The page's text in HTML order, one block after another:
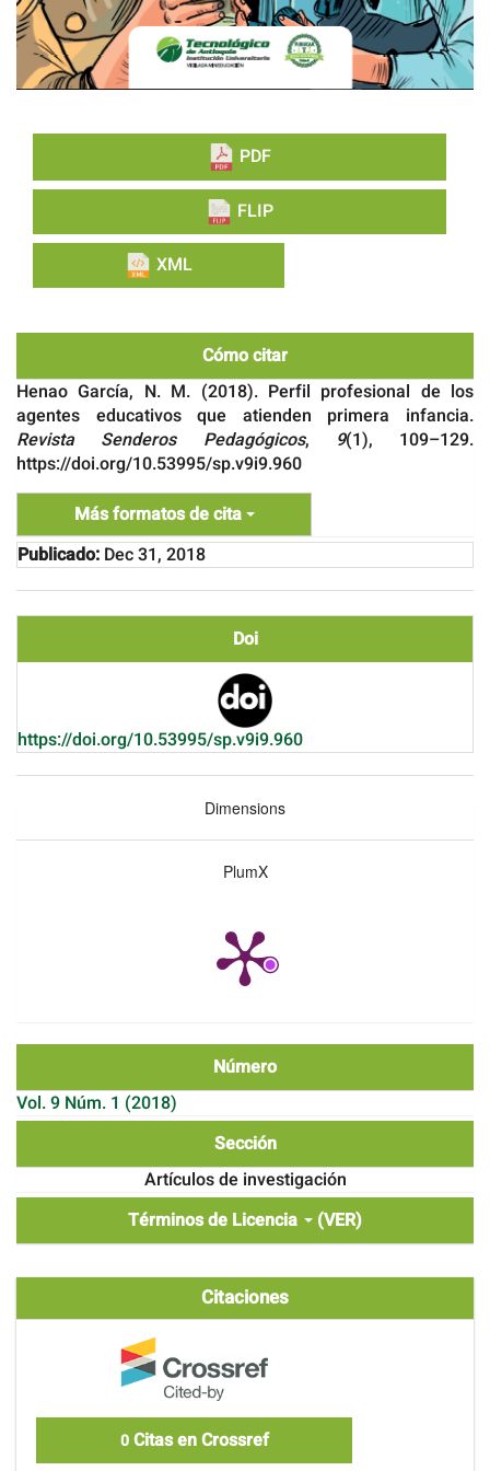
PDF
FLIP
XML
Cómo citar
Henao García, N. M. (2018). Perfil profesional de los
agentes educativos que atienden primera infancia.
Revista Senderos Pedagógicos, 9(1), 109–129.
https://doi.org/10.53995/sp.v9i9.960
Más formatos de cita
Publicado: Dec 31, 2018
Doi
https://doi.org/10.53995/sp.v9i9.960
Dimensions
PlumX
Número
Vol. 9 Núm. 1 (2018)
Sección
Artículos de investigación
Términos de Licencia
(VER)
Citaciones
0Citas en Crossref